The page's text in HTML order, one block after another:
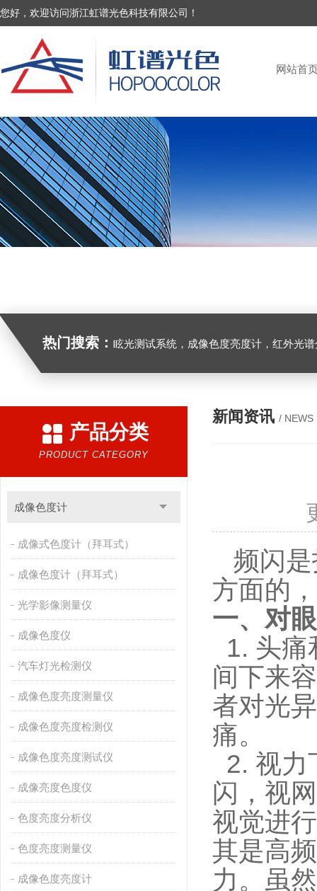
您好，欢迎访问浙江虹谱光色科技有限公司！
网站首
热门搜索： 眩光测试系统，成像色度亮度计，红外光谱分析仪，紫外光谱分析仪、医用光源光谱分析仪，光谱照度
产品分类
PRODUCT CATEGORY
成像色度计
成像式色度计（拜耳式）
成像色度计（拜耳式）
光学影像测量仪
成像色度仪
汽车灯光检测仪
成像色度亮度测量仪
成像色度亮度检测仪
成像色度亮度测试仪
成像亮度色度仪
色度亮度分析仪
色度亮度测量仪
成像色度亮度计
新闻资讯 / NEWS
频闪是
方面的
一、对
1. 头痛
间下来
者对光
痛。
2. 视力
闪，视
视觉进
其是高
力。虽